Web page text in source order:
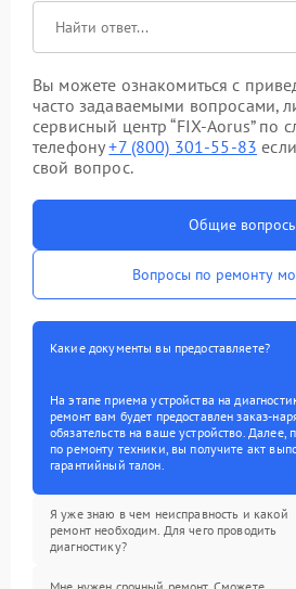
Вы можете ознакомиться с
часто задаваемыми вопросами,
сервисный центр “FIX-Aorus” по
телефону+7 (800) 301-55-83
свой вопрос.
Общие
Вопросы по ремонту
Какие документы вы предоставляете?
На этапе приема устройства на
ремонт вам будет предоставлен заказ-
обязательств на ваше устройство. Далее,
по ремонту техники, вы получите акт
гарантийный талон.
Я уже знаю в чем неисправность и какой
ремонт необходим. Для чего проводить
диагностику?